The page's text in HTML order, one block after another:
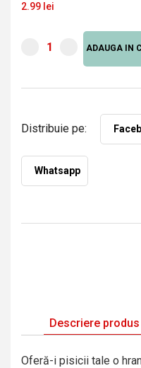
Descriere produs
Oferă-i pisicii tale o
2.99 lei
ADAUGA IN
Distribuie pe:
Whatsapp